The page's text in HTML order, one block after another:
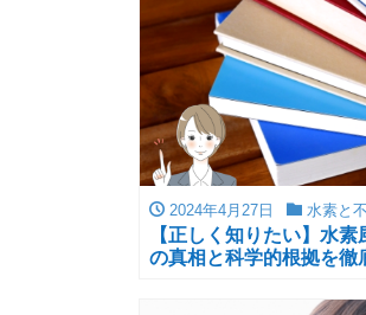
2024年4月27日 水素と
【正しく知りたい】水
の真相と科学的根拠を徹